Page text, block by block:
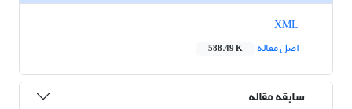
اصل مقاله
588.49 K
سابقه مقاله